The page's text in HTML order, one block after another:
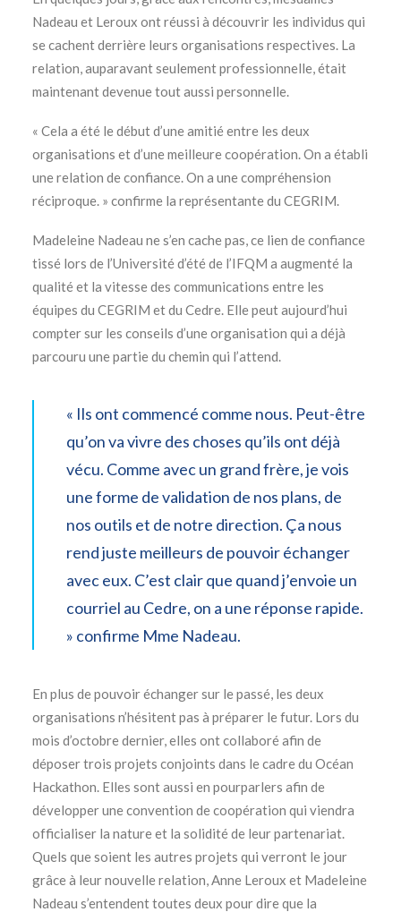
Nadeau et Leroux ont réussi à découvrir les individus qui
se cachent derrière leurs organisations respectives. La
relation, auparavant seulement professionnelle, était
maintenant devenue tout aussi personnelle.
« Cela a été le début d’une amitié entre les deux
organisations et d’une meilleure coopération. On a établi
une relation de confiance. On a une compréhension
réciproque. » confirme la représentante du CEGRIM.
Madeleine Nadeau ne s’en cache pas, ce lien de confiance
tissé lors de l’Université d’été de l’IFQM a augmenté la
qualité et la vitesse des communications entre les
équipes du CEGRIM et du Cedre. Elle peut aujourd’hui
compter sur les conseils d’une organisation qui a déjà
parcouru une partie du chemin qui l’attend.
« Ils ont commencé comme nous. Peut-être
qu’on va vivre des choses qu’ils ont déjà
vécu. Comme avec un grand frère, je vois
une forme de validation de nos plans, de
nos outils et de notre direction. Ça nous
rend juste meilleurs de pouvoir échanger
avec eux. C’est clair que quand j’envoie un
courriel au Cedre, on a une réponse rapide.
» confirme Mme Nadeau.
En plus de pouvoir échanger sur le passé, les deux
organisations n’hésitent pas à préparer le futur. Lors du
mois d’octobre dernier, elles ont collaboré afin de
déposer trois projets conjoints dans le cadre du Océan
Hackathon. Elles sont aussi en pourparlers afin de
développer une convention de coopération qui viendra
officialiser la nature et la solidité de leur partenariat.
Quels que soient les autres projets qui verront le jour
grâce à leur nouvelle relation, Anne Leroux et Madeleine
Nadeau s’entendent toutes deux pour dire que la